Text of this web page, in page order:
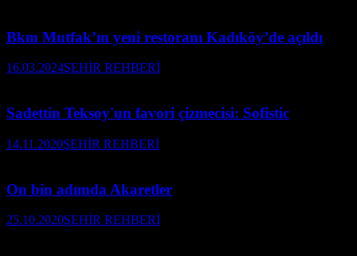
Bkm Mutfak’ın yeni restoranı Kadıköy’de açıldı
16.03.2024ŞEHİR REHBERİ
Sadettin Teksoy'un favori çizmecisi: Sofistic
14.11.2020ŞEHİR REHBERİ
On bin adımda Akaretler
25.10.2020ŞEHİR REHBERİ